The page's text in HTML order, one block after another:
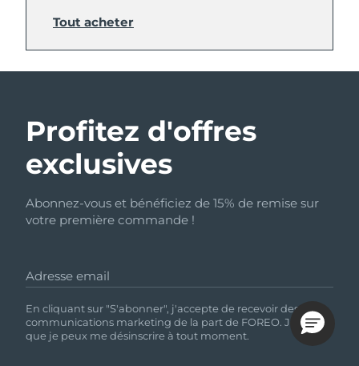
Tout acheter
Profitez d'offres
exclusives
Abonnez-vous et bénéficiez de 15% de remise sur
votre première commande !
Adresse email
En cliquant sur "S'abonner", j'accepte de recevoir des
communications marketing de la part de FOREO. Je sais
que je peux me désinscrire à tout moment.